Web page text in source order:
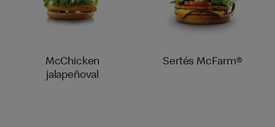
McChicken
jalapeñoval
Sertés McFarm®